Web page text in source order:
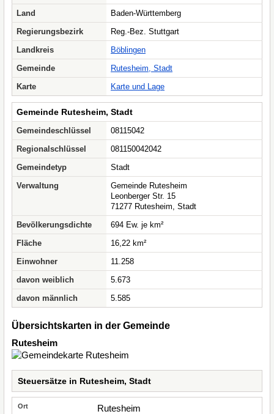
Land
Baden-Württemberg
Regierungsbezirk
Reg.-Bez. Stuttgart
Landkreis
Böblingen
Gemeinde
Rutesheim, Stadt
Karte
Karte und Lage
Gemeinde Rutesheim, Stadt
Gemeindeschlüssel
08115042
Regionalschlüssel
081150042042
Gemeindetyp
Stadt
Verwaltung
Gemeinde Rutesheim
Leonberger Str. 15
71277 Rutesheim, Stadt
Bevölkerungsdichte
694 Ew. je km²
Fläche
16,22 km²
Einwohner
11.258
davon weiblich
5.673
davon männlich
5.585
Übersichtskarten in der Gemeinde
Rutesheim
Steuersätze in Rutesheim, Stadt
Rutesheim